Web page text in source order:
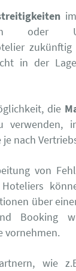
im
oder
in der
die
verwenden,
nach
von
über
Booking
vornehmen.
wie